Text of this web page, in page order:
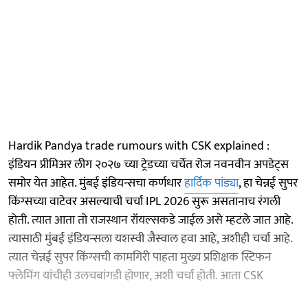
Hardik Pandya trade rumours with CSK explained :
इंडियन प्रीमिअर लीग २०२७ च्या ट्रेडच्या चर्चेत रोज नवनवीन अपडेट्स
समोर येत आहेत. मुंबई इंडियन्सचा कर्णधारहार्दिक पांड्या, हा चेन्नई सुपर
किंग्सच्या वाटेवर असल्याची चर्चा IPL 2026 सुरू असतानाच रंगली
होती. त्यात आता तो राजस्थान रॉयल्सकडे जाईल असे म्हटले जात आहे.
त्यासाठी मुंबई इंडियन्सला यशस्वी जैस्वाल हवा आहे, अशीही चर्चा आहे.
त्यात चेन्नई सुपर किंग्सची कामगिरी पाहता मुख्य प्रशिक्षक स्टिफन
फ्लेमिंग यांचीही उलचबांगडी होणार, अशी चर्चा होती. आता CSK